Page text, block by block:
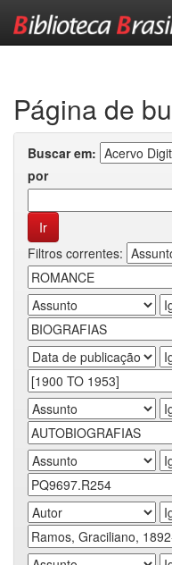
Página de
Buscar em:
por
Filtros correntes: